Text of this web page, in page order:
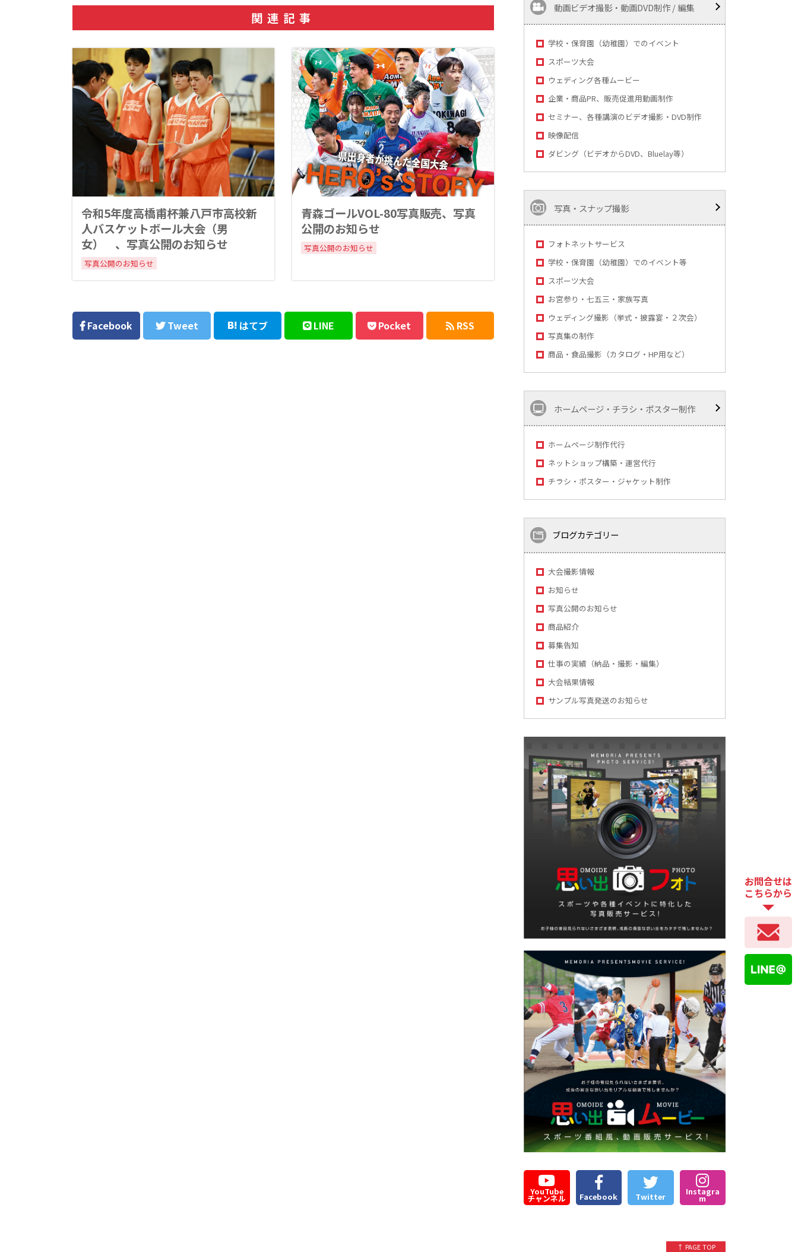
Facebook Tweet はてブ LINE Pocket RSS
関連記事
令和5年度高橋甫杯兼八戸市高校新
人バスケットボール大会（男
女） 、写真公開のお知らせ
写真公開のお知らせ
青森ゴールVOL-80写真販売、写真
公開のお知らせ
写真公開のお知らせ
動画ビデオ撮影・動画DVD制作 / 編集
学校・保育園（幼稚園）でのイベント
スポーツ大会
ウェディング各種ムービー
企業・商品PR、販売促進用動画制作
セミナー、各種講演のビデオ撮影・DVD制作
映像配信
ダビング（ビデオからDVD、Bluelay等）
写真・スナップ撮影
フォトネットサービス
学校・保育園（幼稚園）でのイベント等
スポーツ大会
お宮参り・七五三・家族写真
ウェディング撮影（挙式・披露宴・２次会）
写真集の制作
商品・食品撮影（カタログ・HP用など）
ホームページ・チラシ・ポスター制作
ホームページ制作代行
ネットショップ構築・運営代行
チラシ・ポスター・ジャケット制作
ブログカテゴリー
大会撮影情報
お知らせ
写真公開のお知らせ
商品紹介
募集告知
仕事の実績（納品・撮影・編集）
大会結果情報
サンプル写真発送のお知らせ
YouTube
チャンネル Facebook Twitter Instagra
m
↑ PAGE TOP
お問合せは
こちらから